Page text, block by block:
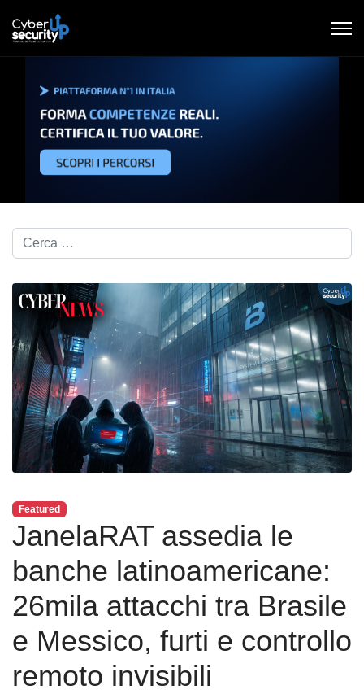
Cerca nel blog...
Featured
JanelaRAT assedia le
banche latinoamericane:
26mila attacchi tra Brasile
e Messico, furti e controllo
remoto invisibili